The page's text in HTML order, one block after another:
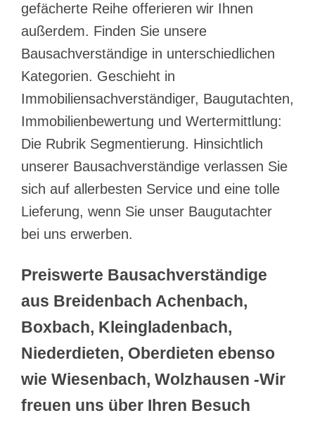
gefächerte Reihe offerieren wir Ihnen
außerdem. Finden Sie unsere
Bausachverständige in unterschiedlichen
Kategorien. Geschieht in
Immobiliensachverständiger, Baugutachten,
Immobilienbewertung und Wertermittlung:
Die Rubrik Segmentierung. Hinsichtlich
unserer Bausachverständige verlassen Sie
sich auf allerbesten Service und eine tolle
Lieferung, wenn Sie unser Baugutachter
bei uns erwerben.
Preiswerte Bausachverständige
aus Breidenbach Achenbach,
Boxbach, Kleingladenbach,
Niederdieten, Oberdieten ebenso
wie Wiesenbach, Wolzhausen -Wir
freuen uns über Ihren Besuch